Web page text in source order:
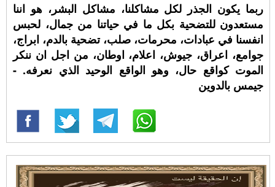
ربما يكون الجذر لكل مشاكلنا، مشاكل البشر، هو اننا
مستعدون للتضحية بكل ما في حياتنا من جمال، لحبس
انفسنا في عبادات، محرمات، صلب، تضحية بالدم، ابراج،
جوامع، اعراق، جيوش، اعلام، اوطان، من اجل ان ننكر
الموت كواقع حال، وهو الواقع الوحيد الذي نعرفه. -
جيمس بالدوين